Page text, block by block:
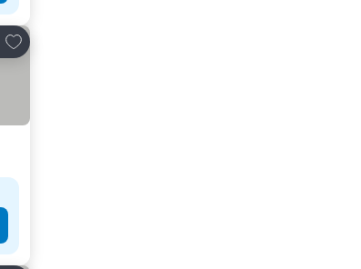
เพิ่มในรายการโปรด